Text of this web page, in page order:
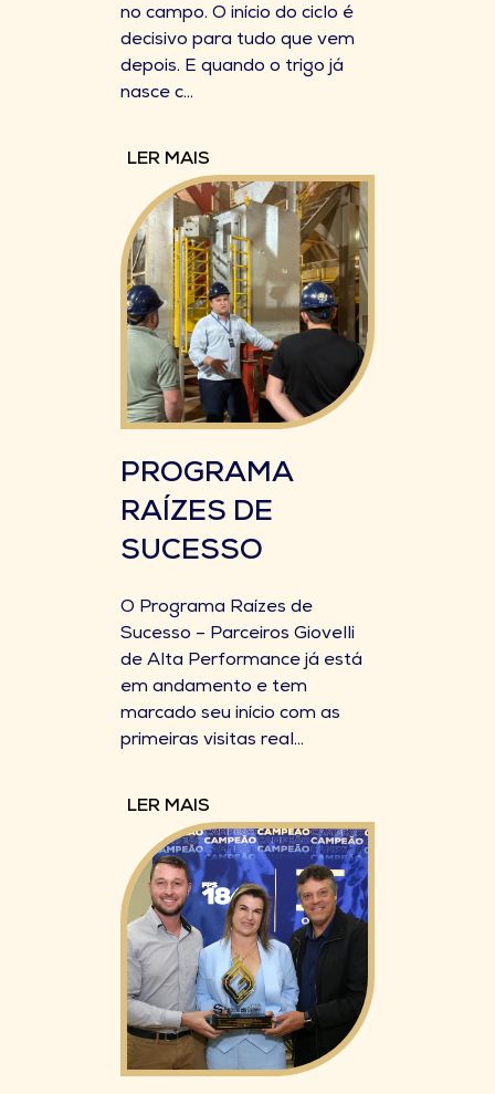
no campo. O início do ciclo é
decisivo para tudo que vem
depois. E quando o trigo já
nasce c...
LER MAIS
PROGRAMA
RAÍZES DE
SUCESSO
O Programa Raízes de
Sucesso – Parceiros Giovelli
de Alta Performance já está
em andamento e tem
marcado seu início com as
primeiras visitas real...
LER MAIS